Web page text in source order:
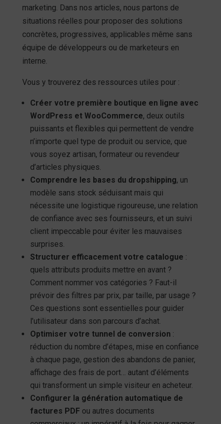
marketing. Dans nos articles, nous partons de
situations réelles pour proposer des solutions
concrètes, progressives, applicables même sans
équipe de développeurs ou de marketeurs en
interne.
Vous y trouverez des ressources utiles pour :
Créer votre première boutique en ligne avec
WordPress et WooCommerce, deux outils
puissants et flexibles qui permettent de vendre
n’importe quel type de produit ou service, que
vous soyez artisan, formateur ou revendeur
d’articles physiques.
Comprendre les bases du dropshipping, un
modèle sans stock séduisant mais qui
nécessite une logistique rigoureuse, une relation
de confiance avec ses fournisseurs, et un suivi
client impeccable pour éviter les mauvaises
surprises.
Structurer efficacement votre catalogue :
quels attributs produits mettre en avant ?
Comment nommer vos catégories ? Faut-il
prévoir des filtres par prix, par taille, par usage ?
Ces questions sont essentielles pour guider
l’utilisateur dans son parcours d’achat.
Optimiser votre tunnel de conversion :
réduction du nombre d’étapes, mise en confiance
à chaque page, gestion des abandons de panier,
affichage des frais de port… autant d’éléments
qui transforment un simple visiteur en acheteur.
Configurer la génération automatique de
factures PDFou autres documents